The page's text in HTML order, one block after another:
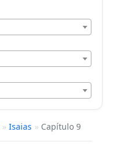
» Isaias » Capítulo 9